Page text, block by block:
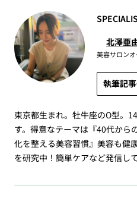
北澤亜
美容サロン
執筆記
東京都生まれ。牡牛座のO型。
す。得意なテーマは『40代から
化を整える美容習慣』美容も健
を研究中！簡単ケアなど発信し